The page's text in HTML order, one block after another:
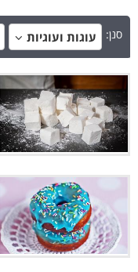
סנן: עוגות ועוגיות